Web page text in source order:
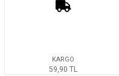
KARGO
59,90 TL